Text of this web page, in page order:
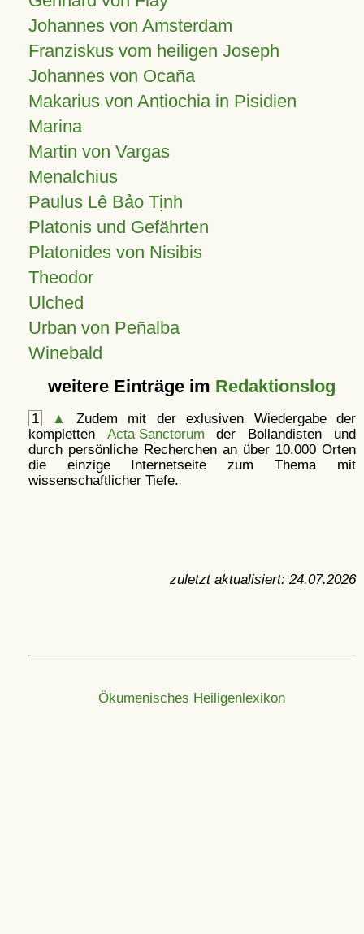
Johannes von Amsterdam
Franziskus vom heiligen Joseph
Johannes von Ocaña
Makarius von Antiochia in Pisidien
Marina
Martin von Vargas
Menalchius
Paulus Lê Bảo Tịnh
Platonis und Gefährten
Platonides von Nisibis
Theodor
Ulched
Urban von Peñalba
Winebald
weitere Einträge im Redaktionslog
1 ▲
Zudem mit der exlusiven Wiedergabe der
kompletten Acta Sanctorum der Bollandisten und
durch persönliche Recherchen an über 10.000 Orten
die einzige Internetseite zum Thema mit
wissenschaftlicher Tiefe.
zuletzt aktualisiert: 24.07.2026
Ökumenisches Heiligenlexikon